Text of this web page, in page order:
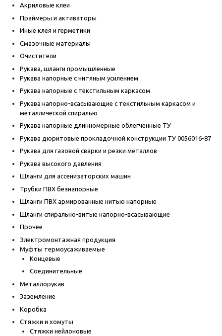
Акриловые клеи
Праймеры и активаторы
Иные клея и герметики
Смазочные материалы
Очистители
Рукава, шланги промышленные
Рукава напорные с нитяным усилением
Рукава напорные с текстильным каркасом
Рукава напорно-всасывающие с текстильным каркасом и
металлической спиралью
Рукава напорные длинномерные облегченные ТУ
Рукава дюритовые прокладочной конструкции ТУ 0056016-87
Рукава для газовой сварки и резки металлов
Рукава высокого давления
Шланги для ассенизаторских машин
Трубки ПВХ безнапорные
Шланги ПВХ армированные нитью напорные
Шланги спирально-витые напорно-всасывающие
Прочее
Электромонтажная продукция
Муфты термоусаживаемые
Концевые
Соединительные
Металлорукав
Заземление
Коробка
Стяжки и хомуты
Стяжки нейлоновые